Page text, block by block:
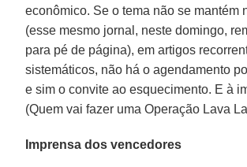
econômico. Se o tema não se mantém
(esse mesmo jornal, neste domingo,
para pé de página), em artigos
sistemáticos, não há o agendamento
e sim o convite ao esquecimento. E à
(Quem vai fazer uma Operação Lava
Imprensa dos vencedores